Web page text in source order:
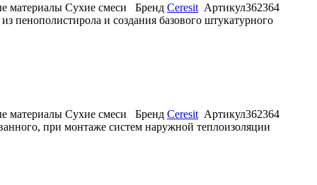
материалы Сухие смеси Бренд Ceresit Артикул362364
пенополистирола и создания базового штукатурного
материалы Сухие смеси Бренд Ceresit Артикул362364
при монтаже систем наружной теплоизоляции